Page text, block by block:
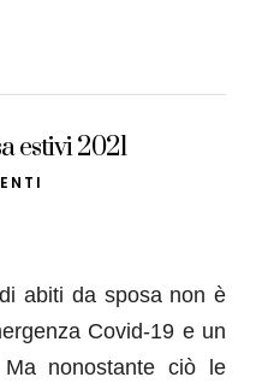
estivi 2021
abiti da sposa non è
Covid-19 e un
nonostante ciò le